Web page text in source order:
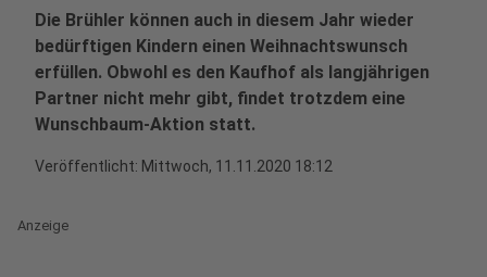
Die Brühler können auch in diesem Jahr wieder
bedürftigen Kindern einen Weihnachtswunsch
erfüllen. Obwohl es den Kaufhof als langjährigen
Partner nicht mehr gibt, findet trotzdem eine
Wunschbaum-Aktion statt.
Veröffentlicht: Mittwoch, 11.11.2020 18:12
Anzeige